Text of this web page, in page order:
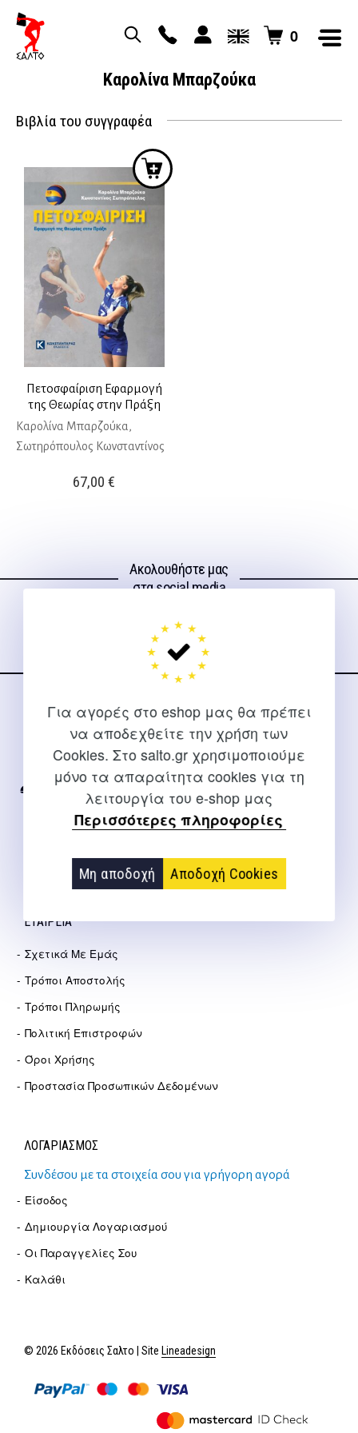
Για αγορές στο eshop μας θα πρέπει
να αποδεχθείτε την χρήση των
Cookies. Στο salto.gr χρησιμοποιούμε
μόνο τα απαραίτητα cookies για τη
λειτουργία του e-shop μας
Περισσότερες πληροφορίες
Μη αποδοχή Αποδοχή Cookies
0
Καρολίνα Μπαρζούκα
Βιβλία του συγγραφέα
Πετοσφαίριση Εφαρμογή
της Θεωρίας στην Πράξη
Καρολίνα Μπαρζούκα,
Σωτηρόπουλος Κωνσταντίνος
67,00€
Ακολουθήστε μας
στα social media
ΕΠΙΚΟΙΝΩΝΊΑ
Για διευκρινίσεις και υποστήριξη παραγγελιών μέσω του
2310 267108
info@salto.gr
Αγγελάκη 21, Θεσσαλονίκη
ΕΤΑΙΡΕΊΑ
Σχετικά Με Εμάς
Τρόποι Αποστολής
Τρόποι Πληρωμής
Πολιτική Επιστροφών
Όροι Χρήσης
Προστασία Προσωπικών Δεδομένων
ΛΟΓΑΡΙΑΣΜΟΣ
Συνδέσου με τα στοιχεία σου για γρήγορη αγορά
Είσοδος
Δημιουργία Λογαριασμού
Οι Παραγγελίες Σου
Καλάθι
© 2026 Εκδόσεις Σαλτο | Site Lineadesign